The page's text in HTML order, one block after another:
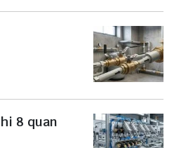
8 quan